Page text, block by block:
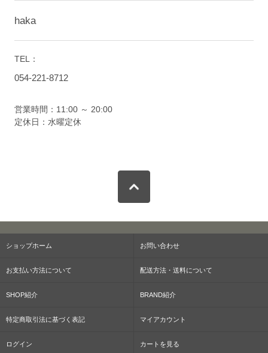
haka
TEL：
054-221-8712
営業時間：11:00 ～ 20:00
定休日：水曜定休
ショップホーム お問い合わせ
お支払い方法について 配送方法・送料について
SHOP紹介 BRAND紹介
特定商取引法に基づく表記 マイアカウント
ログイン カートを見る